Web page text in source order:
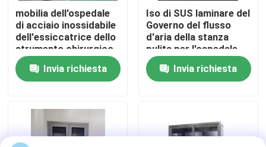
Giro della fabbrica
Controllo di qualità
Contattici
Notizie
mobilia dell'ospedale
di acciaio inossidabile
dell'essiccatrice dello
strumento chirurgico
di 0.5mm
Invia richiesta
Iso di SUS laminare del
Governo del flusso
d'aria della stanza
pulita per l'ospedale
Invia richiesta